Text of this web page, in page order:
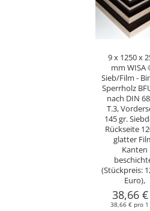
9 x 1250 x
mm WISA
Sieb/Film -
Sperrholz
nach DIN
T.3,
145 gr.
Rückseite
glatter
Kanten
(Stückpreis:
Euro),
38,66 €
38,66 € pro 1